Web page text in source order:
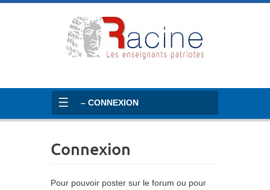
– CONNEXION
Connexion
Pour pouvoir poster sur le forum ou pour